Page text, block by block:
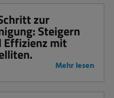
zur
Steigern
Effizienz mit
Mehr lesen